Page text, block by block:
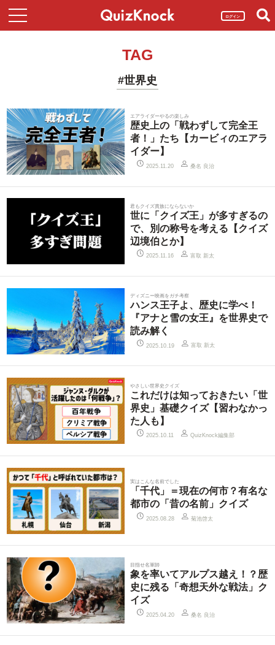
ログイン
TAG
#世界史
エアライダーやるの楽しみ
歴史上の「戦わずして完全王
者！」たち【カービィのエアラ
イダー】
2025.11.20 桑名 良治
君もクイズ貴族にならないか
世に「クイズ王」が多すぎるの
で、別の称号を考える【クイズ
辺境伯とか】
2025.11.16 富取 新太
ディズニー映画をガチ考察
ハンス王子よ、歴史に学べ！
『アナと雪の女王』を世界史で
読み解く
2025.10.19 富取 新太
やさしい世界史クイズ
これだけは知っておきたい「世
界史」基礎クイズ【習わなかっ
た人も】
2025.10.11 QuizKnock編集部
実はこんな名前でした
「千代」＝現在の何市？有名な
都市の「昔の名前」クイズ
2025.08.28 菊池啓太
目指せ名軍師
象を率いてアルプス越え！？歴
史に残る「奇想天外な戦法」ク
イズ
2025.04.20 桑名 良治